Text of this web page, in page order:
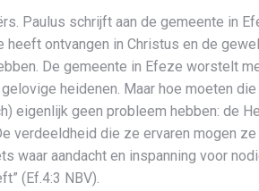
Paulus schrijft aan de gemeente in
ontvangen in Christus en de
De gemeente in Efeze worstelt
heidenen. Maar hoe moeten
geen probleem hebben: de
verdeeldheid die ze ervaren mogen
aandacht en inspanning voor
(Ef.4:3 NBV).